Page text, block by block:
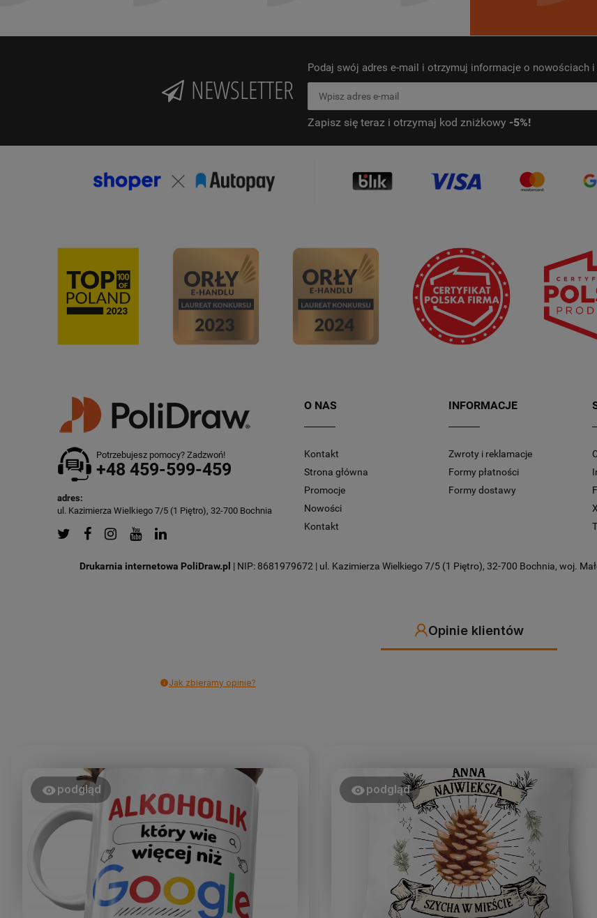
NEWSLETTER
Podaj swój adres e-mail i otrzymuj informacje o nowościach
Zapisz się teraz i otrzymaj kod zniżkowy -5%!
Potrzebujesz pomocy? Zadzwoń!
+48 459-599-459
adres:
ul. Kazimierza Wielkiego 7/5 (1 Piętro), 32-700 Bochnia
O NAS
Kontakt
Strona główna
Promocje
Nowości
Kontakt
INFORMACJE
Zwroty i reklamacje
Formy płatności
Formy dostawy
Drukarnia internetowa PoliDraw.pl | NIP: 8681979672 | ul. Kazimierza Wielkiego 7/5 (1 Piętro), 32-700 Bochnia, woj.
Opinie klientów
Jak zbieramy opinie?
podgląd podgląd